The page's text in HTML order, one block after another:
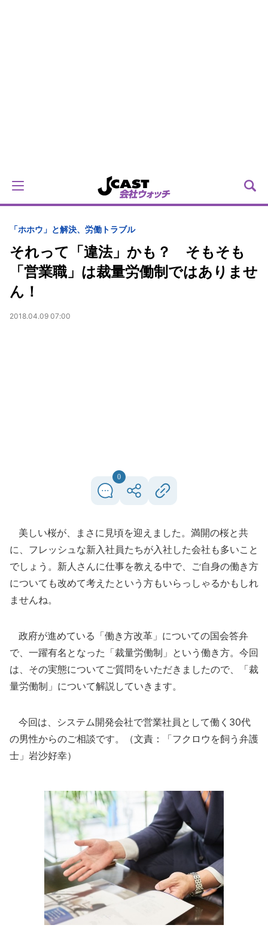
「ホホウ」と解決、労働トラブル
それって「違法」かも？ そもそも
「営業職」は裁量労働制ではありませ
ん！
2018.04.09 07:00
0
美しい桜が、まさに見頃を迎えました。満開の桜と共
に、フレッシュな新入社員たちが入社した会社も多いこと
でしょう。新人さんに仕事を教える中で、ご自身の働き方
についても改めて考えたという方もいらっしゃるかもしれ
ませんね。
政府が進めている「働き方改革」についての国会答弁
で、一躍有名となった「裁量労働制」という働き方。今回
は、その実態についてご質問をいただきましたので、「裁
量労働制」について解説していきます。
今回は、システム開発会社で営業社員として働く30代
の男性からのご相談です。（文責：「フクロウを飼う弁護
士」岩沙好幸）